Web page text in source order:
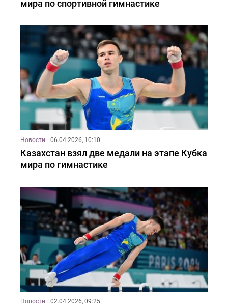
мира по спортивной гимнастике
Новости 06.04.2026, 10:10
Казахстан взял две медали на этапе Кубка
мира по гимнастике
Новости 02.04.2026, 09:25